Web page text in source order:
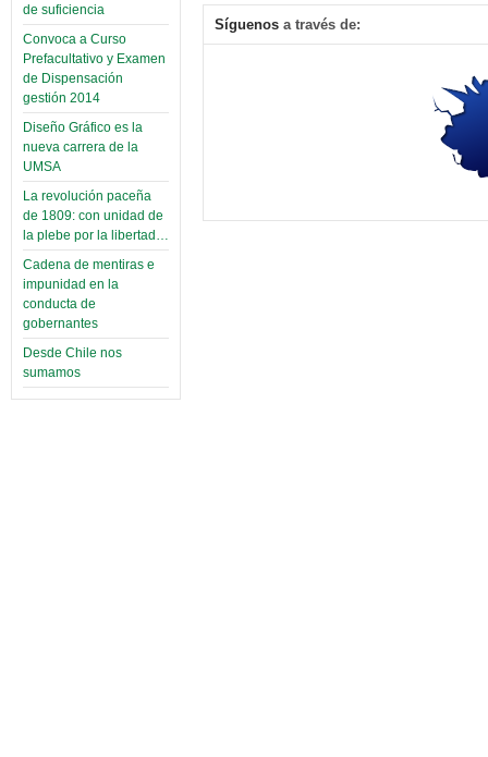
de suficiencia
Convoca a Curso
Prefacultativo y Examen
de Dispensación
gestión 2014
Diseño Gráfico es la
nueva carrera de la
UMSA
La revolución paceña
de 1809: con unidad de
la plebe por la libertad…
Cadena de mentiras e
impunidad en la
conducta de
gobernantes
Desde Chile nos
sumamos
Síguenos a través de: